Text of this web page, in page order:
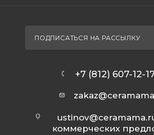
ПОДПИСАТЬСЯ НА РАССЫЛКУ
+7 (812) 607-12-
коммерческих